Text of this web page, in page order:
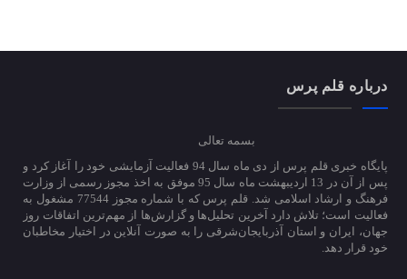
درباره قلم پرس
بسمه تعالی
پایگاه خبری قلم پرس از دی ماه سال 94 فعالیت آزمایشی خود را آغاز کرد و
پس از آن در 13 اردیبهشت ماه سال 95 موفق به اخذ مجوز رسمی از وزارت
فرهنگ و ارشاد اسلامی شد. قلم پرس که با شماره مجوز 77544 مشغول به
فعالیت است؛ تلاش دارد آخرین تحلیل‌ها و گزارش‌ها از مهم‌ترین اتفاقات روز
جهان، ایران و استان آذربایجان‌شرقی را به صورت آنلاین در اختیار مخاطبان
خود قرار دهد.